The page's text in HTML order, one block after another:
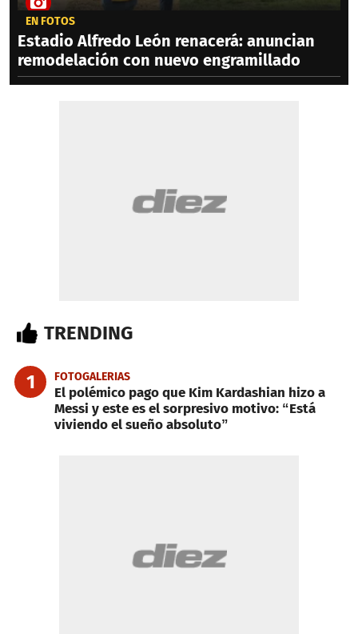
EN FOTOS
Estadio Alfredo León renacerá: anuncian
remodelación con nuevo engramillado
TRENDING
1 FOTOGALERIAS
El polémico pago que Kim Kardashian hizo a
Messi y este es el sorpresivo motivo: “Está
viviendo el sueño absoluto”